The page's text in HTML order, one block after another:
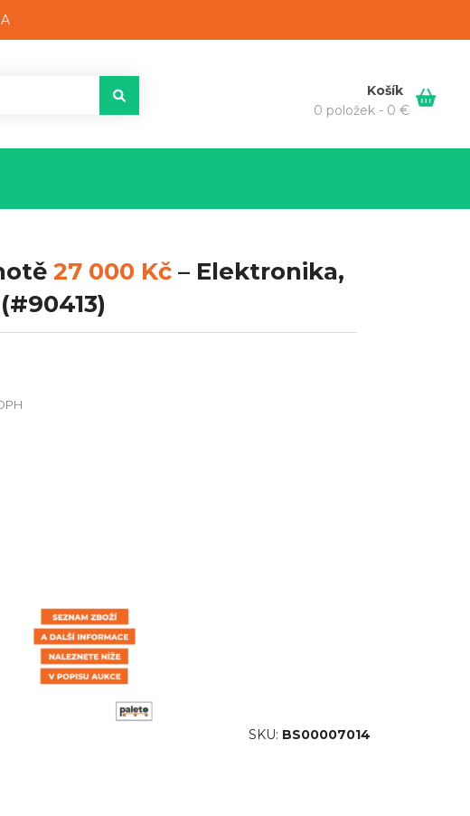
Košík
0 položek - 0 €
SKU: BS00007014
27 000 Kč– Elektronika,
(#90413)